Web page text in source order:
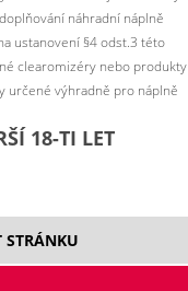
/ 1,8 / 2,1 ohm
náhradní náplně
ustanovení §4 odst.3 této
clearomizéry nebo produkty
určené výhradně pro náplně
18-TI LET